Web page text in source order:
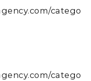
catego
catego